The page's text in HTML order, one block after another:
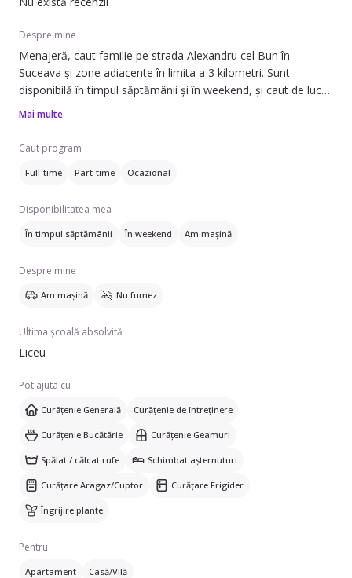
Despre mine
Menajeră, caut familie pe strada Alexandru cel Bun în
Suceava și zone adiacente în limita a 3 kilometri. Sunt
disponibilă în timpul săptămânii și în weekend, și caut de lucru
full-time, part-time sau ocazional.
Pot să ofer ajutor cu: spălat haine, schimbat așternuturi,
curățare aragaz/cuptor, curățare frigider și îngrijire plante.
Lucrez atât în apartamente, cât și în case sau vile. De
întreținere, curățenie în bucătărie și curățenie geamuri.
Mai multe
Caut program
Full-time Part-time Ocazional
Disponibilitatea mea
În timpul săptămânii În weekend Am mașină
Despre mine
Am mașină Nu fumez
Ultima școală absolvită
Liceu
Pot ajuta cu
Curățenie Generală Curățenie de întreținere
Curățenie Bucătărie Curățenie Geamuri
Spălat / călcat rufe Schimbat așternuturi
Curățare Aragaz/Cuptor Curățare Frigider
Îngrijire plante
Pentru
Apartament Casă/Vilă